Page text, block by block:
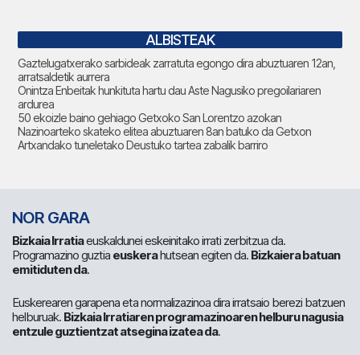
ALBISTEAK
Gaztelugatxerako sarbideak zarratuta egongo dira abuztuaren 12an,
arratsaldetik aurrera
Onintza Enbeitak hunkituta hartu dau Aste Nagusiko pregoilariaren
ardurea
50 ekoizle baino gehiago Getxoko San Lorentzo azokan
Nazinoarteko skateko elitea abuztuaren 8an batuko da Getxon
Artxandako tuneletako Deustuko tartea zabalik barriro
NOR GARA
Bizkaia Irratiaeuskaldunei eskeinitako irrati zerbitzua da.
Programazino guztia euskerahutsean egiten da. Bizkaiera batuan
emitiduten da.
Euskerearen garapena eta normalizazinoa dira irratsaio berezi batzuen
helburuak. Bizkaia Irratiaren programazinoaren helburu nagusia
entzule guztientzat atsegina izatea da.